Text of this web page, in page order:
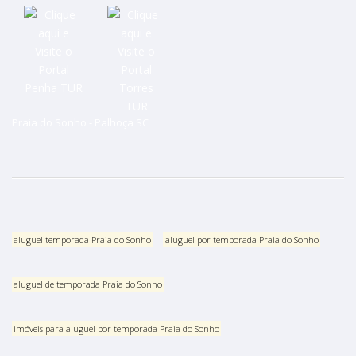
aluguel temporada Praia do Sonho aluguel por temporada Praia do Sonho
aluguel de temporada Praia do Sonho
imóveis para aluguel por temporada Praia do Sonho